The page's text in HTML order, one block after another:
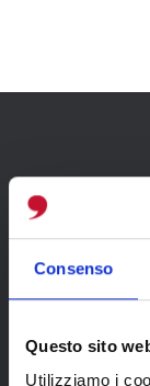
Consenso
Questo sito
Utilizziamo i